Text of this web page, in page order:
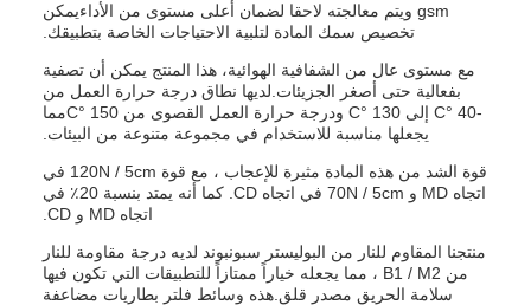
gsm ويتم معالجته لاحقا لضمان أعلى مستوى من الأداءيمكن
تخصيص سمك المادة لتلبية الاحتياجات الخاصة بتطبيقك.
مع مستوى عال من الشفافية الهوائية، هذا المنتج يمكن أن تصفية
بفعالية حتى أصغر الجزيئات.لديها نطاق درجة حرارة العمل من
-40 °C إلى 130 °C ودرجة حرارة العمل القصوى من 150 °Cمما
يجعلها مناسبة للاستخدام في مجموعة متنوعة من البيئات.
قوة الشد من هذه المادة مثيرة للإعجاب ، مع قوة 120N / 5cm في
اتجاه MD و 70N / 5cm في اتجاه CD. كما أنه يمتد بنسبة 20٪ في
اتجاه MD و CD.
منتجنا المقاوم للنار من البوليستر سبونبوند لديه درجة مقاومة للنار
من B1 / M2 ، مما يجعله خياراً ممتازاً للتطبيقات التي تكون فيها
سلامة الحريق مصدر قلق.هذه وسائط فلتر بطاريات مضاعفة